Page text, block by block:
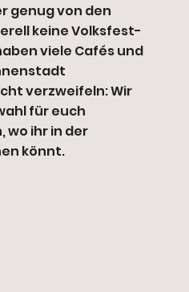
genug von den
keine Volksfest-
viele Cafés und
verzweifeln: Wir
für euch
wo ihr in der
könnt.